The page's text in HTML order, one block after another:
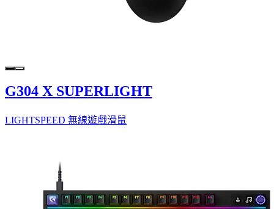
G304 X SUPERLIGHT
LIGHTSPEED 無線遊戲滑鼠